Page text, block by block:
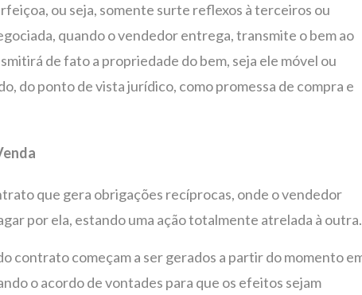
ou seja, somente surte reflexos à terceiros ou
quando o vendedor entrega, transmite o bem ao
de fato a propriedade do bem, seja ele móvel ou
do ponto de vista jurídico, como promessa de compra e
que gera obrigações recíprocas, onde o vendedor
por ela, estando uma ação totalmente atrelada à outra.
contrato começam a ser gerados a partir do momento
o acordo de vontades para que os efeitos sejam